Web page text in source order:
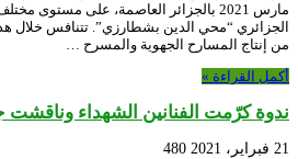
مارس 2021 بالجزائر العاصمة، على
من إنتاج المسارح الجهوية والمسرح …
أكمل القراءة »
ندوة كرّمت الفنانين الشهداء وناقشت
21 فبراير، 2021 480